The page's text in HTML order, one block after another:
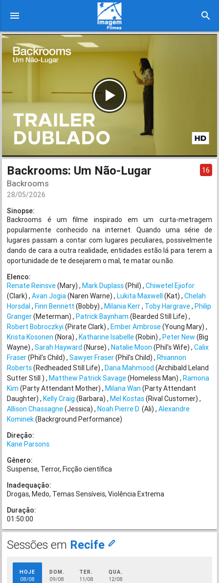
menu search
Backrooms: Um Não-Lugar 16
Backrooms
28/05/2026
Sinopse:
Backrooms é um filme inspirado em um curta-metragem
popularmente conhecido na internet. Quando uma série de
lugares passam a contar com lugares peculiares, possivelmente
dando de cara a outra realidade, entidades estão lá para terem a
oportunidade de te desejarem o mal, te matar ou não.
Elenco:
Renate Reinsve(Mary) Mark Duplass(Phil) Chiwetel Ejiofor
(Clark) Avan Jogia(Naren Warne) Lukita Maxwell (Kat) Chelah
Horsdal Finn Bennett (Bobby) Milania Kerr Toby Hargrave Philip
Granger(Meterman) Patrick Baynham (Bearded Still Life)
Robert Bobroczkyi (Pirate Clark) Ember Ambrose(Young Mary)
Krista Kosonen (Nora) Katharine Isabelle(Robin) Peter New (Big
Wayne) Sarah Hayward (Nurse) Natalie Moon (Phil's Wife) Calix
Fraser(Phil's Child) Sawyer Fraser(Phil's Child) Rhiannon
Roberts(Redheaded Still Life) Dana Mahmood (Archibald Leland
Sutter Still ) Matthew Patrick Savage(Homeless Man) Ramona
Kim (Party Attendant Mother) Milana Wan (Party Attendant
Daughter) Kelly Craig (Barbara) Mel Kostas(Rival Customer)
Allison Chassagne(Jessica) Noah Pierre D. (Ali) Alexandre
Kominek(Backrground Performance)
Direção:
Kane Parsons
Gênero:
Suspense Terror Ficção científica
Inadequação:
Drogas Medo Temas Sensíveis Violência Extrema
Duração:
01:50:00
Sessões em Recife
HOJE
08/08
DOM.
09/08
TER.
11/08
QUA.
12/08